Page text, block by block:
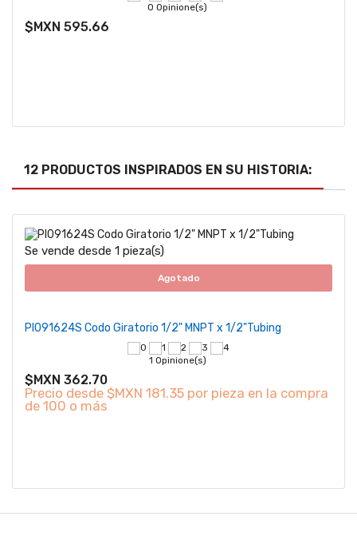
0 Opinione(s)
$MXN 595.66
12 PRODUCTOS INSPIRADOS EN SU HISTORIA:
Se vende desde 1 pieza(s)
Agotado
PI091624S Codo Giratorio 1/2" MNPT x 1/2"Tubing
1 Opinione(s)
$MXN 362.70
Precio desde $MXN 181.35 por pieza en la compra
de 100 o más